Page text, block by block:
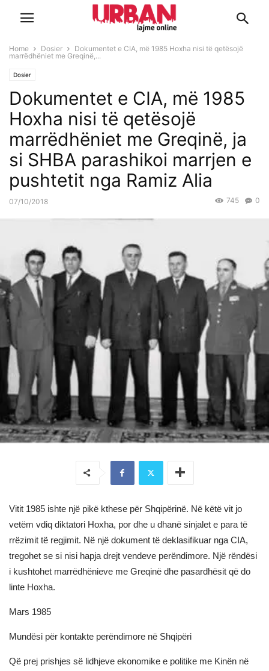
Home Dosier
Dokumentet e CIA, më 1985 Hoxha nisi të qetësojë
marrëdhëniet me Greqinë,...
Dosier
Dokumentet e CIA, më 1985
Hoxha nisi të qetësojë
marrëdhëniet me Greqinë, ja
si SHBA parashikoi marrjen e
pushtetit nga Ramiz Alia
07/10/2018 0
745
Vitit 1985 ishte një pikë kthese për Shqipërinë. Në këtë vit jo
vetëm vdiq diktatori Hoxha, por dhe u dhanë sinjalet e para të
rrëzimit të regjimit. Në një dokument të deklasifikuar nga CIA,
tregohet se si nisi hapja drejt vendeve perëndimore. Një rëndësi
i kushtohet marrëdhënieve me Greqinë dhe pasardhësit që do
linte Hoxha.
Mars 1985
Mundësi për kontakte perëndimore në Shqipëri
Që prej prishjes së lidhjeve ekonomike e politike me Kinën në